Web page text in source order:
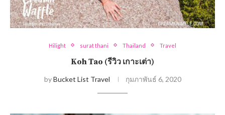
Hilight surat thani Thailand Travel
Koh Tao (รีวิว เกาะเต่า)
byBucket List Travel กุมภาพันธ์ 6, 2020